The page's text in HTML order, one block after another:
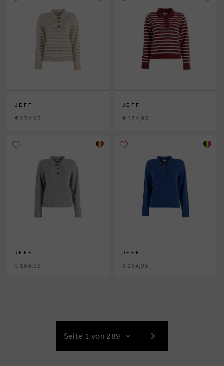
JEFF
€ 174,95
JEFF
€ 174,95
JEFF
€ 164,95
JEFF
€ 164,95
ZUR
NÄCHSTE